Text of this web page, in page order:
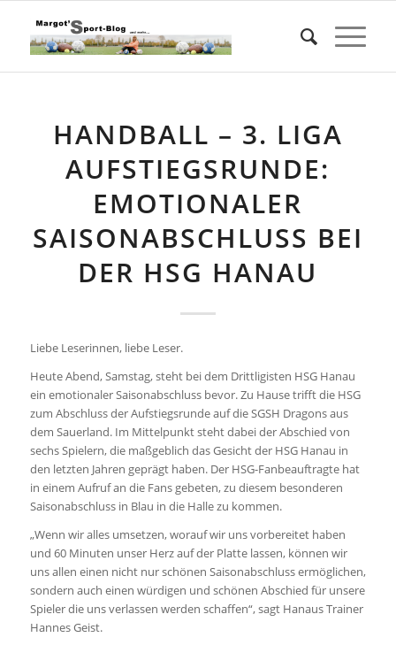
HANDBALL – 3. LIGA
AUFSTIEGSRUNDE:
EMOTIONALER
SAISONABSCHLUSS BEI
DER HSG HANAU
Liebe Leserinnen, liebe Leser.
Heute Abend, Samstag, steht bei dem Drittligisten HSG Hanau
ein emotionaler Saisonabschluss bevor. Zu Hause trifft die HSG
zum Abschluss der Aufstiegsrunde auf die SGSH Dragons aus
dem Sauerland. Im Mittelpunkt steht dabei der Abschied von
sechs Spielern, die maßgeblich das Gesicht der HSG Hanau in
den letzten Jahren geprägt haben. Der HSG-Fanbeauftragte hat
in einem Aufruf an die Fans gebeten, zu diesem besonderen
Saisonabschluss in Blau in die Halle zu kommen.
„Wenn wir alles umsetzen, worauf wir uns vorbereitet haben
und 60 Minuten unser Herz auf der Platte lassen, können wir
uns allen einen nicht nur schönen Saisonabschluss ermöglichen,
sondern auch einen würdigen und schönen Abschied für unsere
Spieler die uns verlassen werden schaffen“, sagt Hanaus Trainer
Hannes Geist.